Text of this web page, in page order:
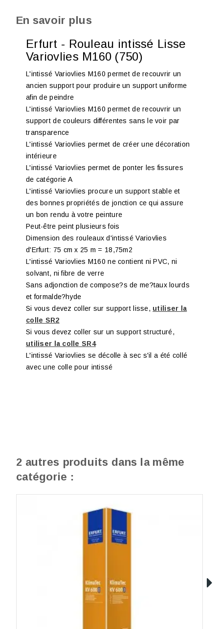
En savoir plus
Erfurt - Rouleau intissé Lisse
Variovlies M160 (750)
L'intissé Variovlies M160 permet de recouvrir un
ancien support pour produire un support uniforme
afin de peindre
L'intissé Variovlies M160 permet de recouvrir un
support de couleurs différentes sans le voir par
transparence
L'intissé Variovlies permet de créer une décoration
intérieure
L'intissé Variovlies permet de ponter les fissures
de catégorie A
L'intissé Variovlies procure un support stable et
des bonnes propriétés de jonction ce qui assure
un bon rendu à votre peinture
Peut-être peint plusieurs fois
Dimension des rouleaux d'intissé Variovlies
d'Erfurt: 75 cm x 25 m = 18,75m2
L'intissé Variovlies M160 ne contient ni PVC, ni
solvant, ni fibre de verre
Sans adjonction de compose?s de me?taux lourds
et formalde?hyde
Si vous devez coller sur support lisse, utiliser la
colle SR2
Si vous devez coller sur un support structuré,
utiliser la colle SR4
L'intissé Variovlies se décolle à sec s'il a été collé
avec une colle pour intissé
2 autres produits dans la même
catégorie :